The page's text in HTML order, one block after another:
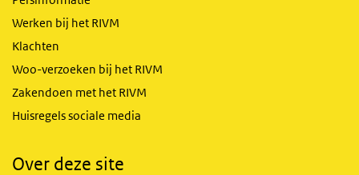
Werken bij het RIVM
Klachten
Woo-verzoeken bij het RIVM
Zakendoen met het RIVM
Huisregels sociale media
Over deze site